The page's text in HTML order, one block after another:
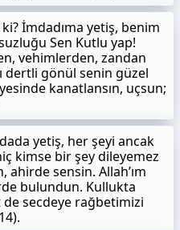
İmdadıma yetiş, benim
Sen Kutlu yap!
vehimlerden, zandan
dertli gönül senin güzel
kanatlansın, uçsun;
yetiş, her şeyi ancak
kimse bir şey dileyemez
ahirde sensin. Allah’ım
bulundun. Kullukta
de secdeye rağbetimizi